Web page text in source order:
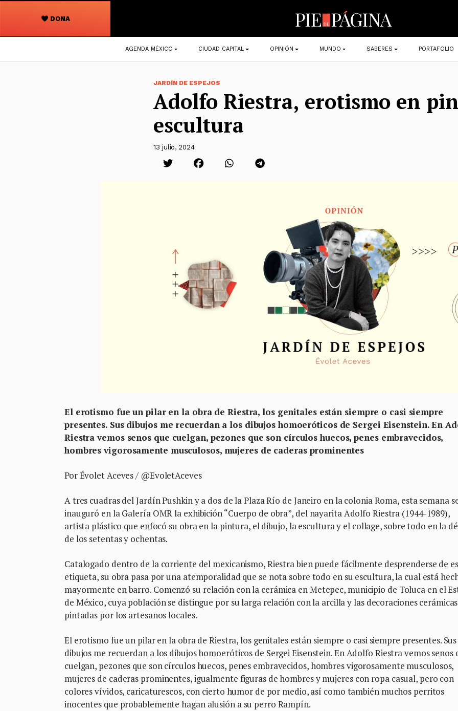
DONA
Navegación
principal
AGENDA MÉXICO CIUDAD CAPITAL OPINIÓN MUNDO SABERES PORTAFOLIO
JARDÍN DE ESPEJOS
Adolfo Riestra, erotismo en
escultura
13 julio, 2024
El erotismo fue un pilar en la obra de Riestra, los genitales están siempre o casi siempre
presentes. Sus dibujos me recuerdan a los dibujos homoeróticos de Sergei Eisenstein. En
Riestra vemos senos que cuelgan, pezones que son círculos huecos, penes embravecidos,
hombres vigorosamente musculosos, mujeres de caderas prominentes
Por Évolet Aceves / @EvoletAceves
A tres cuadras del Jardín Pushkin y a dos de la Plaza Río de Janeiro en la colonia Roma, esta semana
inauguró en la Galería OMR la exhibición “Cuerpo de obra”, del nayarita Adolfo Riestra (1944-1989),
artista plástico que enfocó su obra en la pintura, el dibujo, la escultura y el collage, sobre todo en la
de los setentas y ochentas.
Catalogado dentro de la corriente del mexicanismo, Riestra bien puede fácilmente desprenderse de
etiqueta, su obra pasa por una atemporalidad que se nota sobre todo en su escultura, la cual está
mayormente en barro. Comenzó su relación con la cerámica en Metepec, municipio de Toluca en el
de México, cuya población se distingue por su larga relación con la arcilla y las decoraciones cerámicas
pintadas por los artesanos locales.
El erotismo fue un pilar en la obra de Riestra, los genitales están siempre o casi siempre presentes. Sus
dibujos me recuerdan a los dibujos homoeróticos de Sergei Eisenstein. En Adolfo Riestra vemos senos
cuelgan, pezones que son círculos huecos, penes embravecidos, hombres vigorosamente musculosos,
mujeres de caderas prominentes, igualmente figuras de hombres y mujeres con ropa casual, pero con
colores vívidos, caricaturescos, con cierto humor de por medio, así como también muchos perritos
inocentes que probablemente hagan alusión a su perro Rampín.